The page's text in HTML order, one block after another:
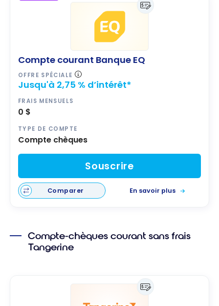
Compte courant Banque EQ
OFFRE SPÉCIALE
Jusqu'à 2,75 % d’intérêt*
FRAIS MENSUELS
0 $
TYPE DE COMPTE
Compte chèques
Souscrire
Comparer En savoir plus
Compte-chèques courant sans frais
Tangerine